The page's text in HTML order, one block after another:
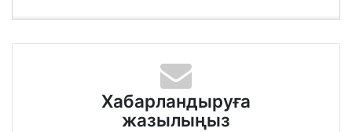
Хабарландыруға
жазылыңыз